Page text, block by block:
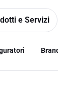
e Servizi